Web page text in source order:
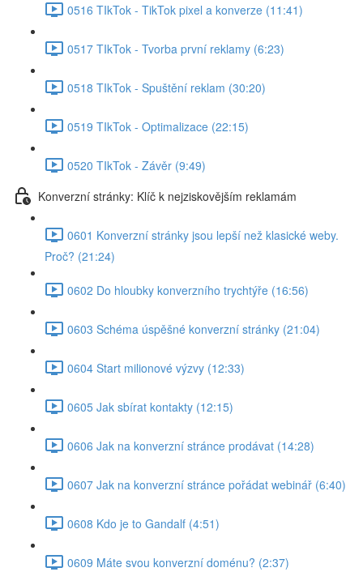
0516 TIkTok - TikTok pixel a konverze (11:41)
0517 TIkTok - Tvorba první reklamy (6:23)
0518 TIkTok - Spuštění reklam (30:20)
0519 TIkTok - Optimalizace (22:15)
0520 TIkTok - Závěr (9:49)
Konverzní stránky: Klíč k nejziskovějším reklamám
0601 Konverzní stránky jsou lepší než klasické weby.
Proč? (21:24)
0602 Do hloubky konverzního trychtýře (16:56)
0603 Schéma úspěšné konverzní stránky (21:04)
0604 Start milionové výzvy (12:33)
0605 Jak sbírat kontakty (12:15)
0606 Jak na konverzní stránce prodávat (14:28)
0607 Jak na konverzní stránce pořádat webinář (6:40)
0608 Kdo je to Gandalf (4:51)
0609 Máte svou konverzní doménu? (2:37)